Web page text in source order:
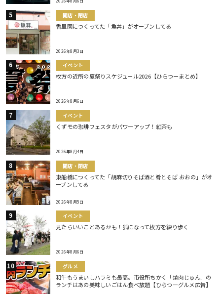
開店・閉店
香里園につくってた「魚丼」がオープンしてる
2026年8月3日
イベント
枚方の近所の夏祭りスケジュール2026【ひらつーまとめ】
2026年8月6日
イベント
くずモの珈琲フェスタがパワーアップ！紅茶も
2026年8月4日
開店・閉店
東船橋につくってた「胡麻切りそば酒と肴とそば おおの」がオ
ープンしてる
2026年8月5日
イベント
見たらいいことあるかも！狐になって枚方を練り歩く
2026年8月6日
グルメ
和牛もうまいしハラミも最高。市役所ちかく「焼肉じゅん」の
ランチはあの美味しいごはん食べ放題【ひらつーグルメ広告】